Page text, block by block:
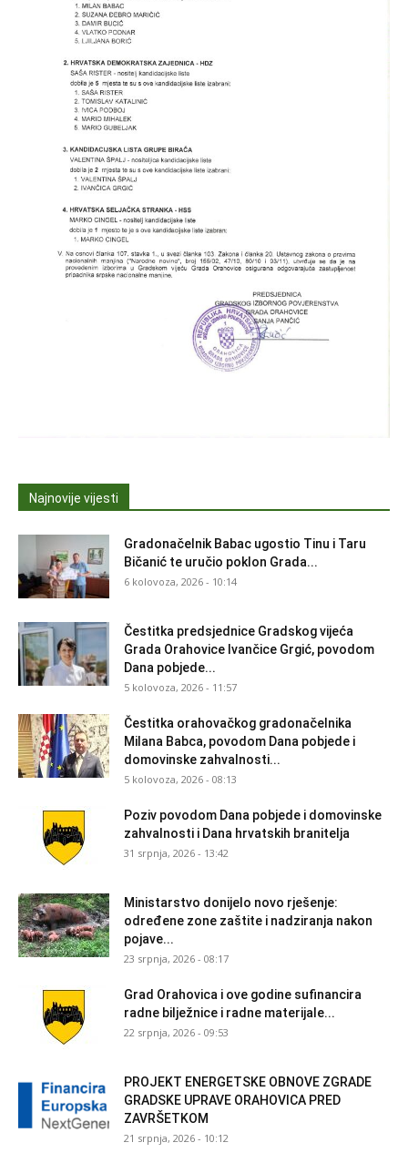
Najnovije vijesti
Gradonačelnik Babac ugostio Tinu i Taru
Bičanić te uručio poklon Grada...
6 kolovoza, 2026 - 10:14
Čestitka predsjednice Gradskog vijeća
Grada Orahovice Ivančice Grgić, povodom
Dana pobjede...
5 kolovoza, 2026 - 11:57
Čestitka orahovačkog gradonačelnika
Milana Babca, povodom Dana pobjede i
domovinske zahvalnosti...
5 kolovoza, 2026 - 08:13
Poziv povodom Dana pobjede i domovinske
zahvalnosti i Dana hrvatskih branitelja
31 srpnja, 2026 - 13:42
Ministarstvo donijelo novo rješenje:
određene zone zaštite i nadziranja nakon
pojave...
23 srpnja, 2026 - 08:17
Grad Orahovica i ove godine sufinancira
radne bilježnice i radne materijale...
22 srpnja, 2026 - 09:53
PROJEKT ENERGETSKE OBNOVE ZGRADE
GRADSKE UPRAVE ORAHOVICA PRED
ZAVRŠETKOM
21 srpnja, 2026 - 10:12